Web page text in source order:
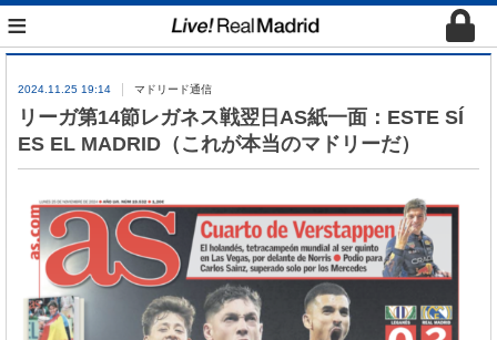
≡
2024.11.25 19:14 マドリード通信
リーガ第14節レガネス戦翌日AS紙一面：ESTE SÍ
ES EL MADRID（これが本当のマドリーだ）